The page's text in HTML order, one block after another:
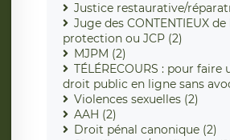
Justice restaurative/
Juge des CONTENTIEUX de
protection ou JCP (2)
MJPM (2)
TÉLÉRECOURS : pour faire
droit public en ligne sans
Violences sexuelles (2)
AAH (2)
Droit pénal canonique (2)